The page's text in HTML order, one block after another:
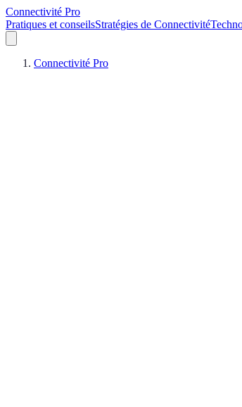
Connectivité Pro
Pratiques et conseilsStratégies de Connectivité
Connectivité Pro